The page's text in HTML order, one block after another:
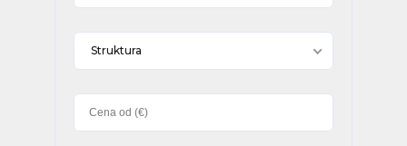
Struktura